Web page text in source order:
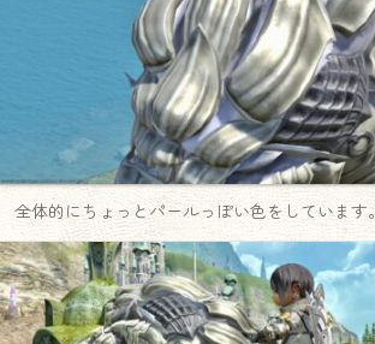
全体的にちょっとパールっぽい色をしています。